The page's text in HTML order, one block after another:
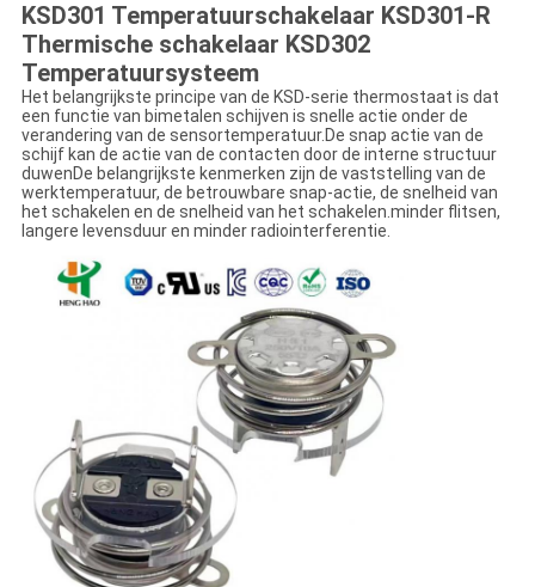
KSD301 Temperatuurschakelaar KSD301-R
Thermische schakelaar KSD302
Temperatuursysteem
Het belangrijkste principe van de KSD-serie thermostaat is dat
een functie van bimetalen schijven is snelle actie onder de
verandering van de sensortemperatuur.De snap actie van de
schijf kan de actie van de contacten door de interne structuur
duwenDe belangrijkste kenmerken zijn de vaststelling van de
werktemperatuur, de betrouwbare snap-actie, de snelheid van
het schakelen en de snelheid van het schakelen.minder flitsen,
langere levensduur en minder radiointerferentie.